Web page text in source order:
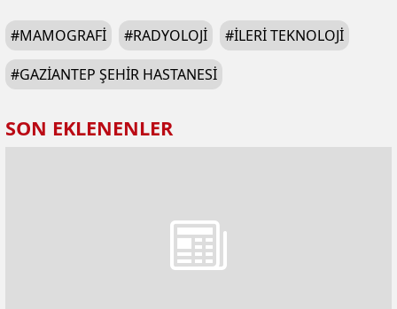
#MAMOGRAFI #RADYOLOJI #ILERI TEKNOLOJI
#GAZIANTEP ŞEHIR HASTANESI
SON EKLENENLER